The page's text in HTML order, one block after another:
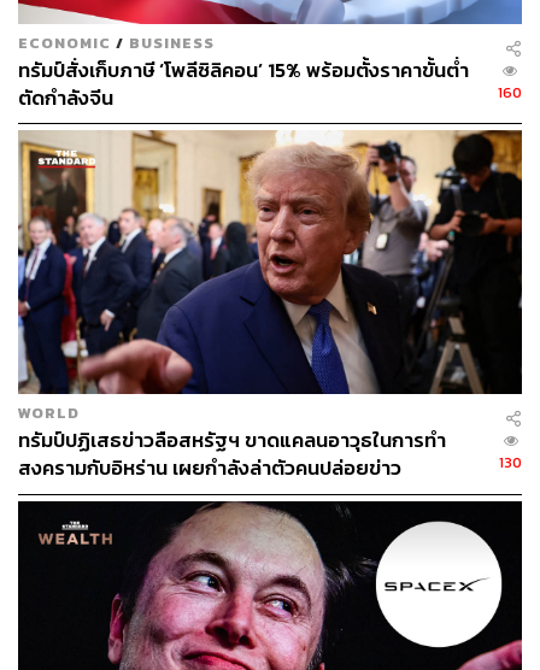
นี้ไปได้
ยุคใหม่การเมืองออสเตรเลีย
ผลการเลือกตั้งเมื่อวันเสาร์ (3 พฤษภาคม) ทำให้อัลบาเนซีก
ลายเป็นนายกรัฐมนตรีออสเตรเลียคนแรกที่ได้รับการเลือกตั้ง
ซ้ำในรอบ 20 ปี และอาจเป็นสัญญาณการสิ้นสุดการ
หมุนเวียนอำนาจรัฐบาลของผู้นำและพรรคการเมืองต่างๆ ที่
เป็นมาอย่างยาวนาน
ช่วง 18 ปีที่ผ่านมา ออสเตรเลีย มีนายกรัฐมนตรี 6 คน โดย
ส่วนใหญ่ดำรงตำแหน่งครบวาระ 3 ปี ซึ่งสอดคล้องกับความถี่
ในการเลือกตั้งของออสเตรเลีย
ชัยชนะในการเลือกตั้งที่เด็ดขาดและเสียงข้างมากที่มากพอ
จะทำให้อัลบาเนซีสามารถดำรงตำแหน่งในสมัยที่ 2 ได้ครบ
วาระ 3 ปีหรืออาจจะมากกว่านั้น และอาจทำให้เขามีโอกาส
ปรับเปลี่ยนทิศทางการเมืองของประเทศ ในแบบที่ไม่มีผู้นำ
ออสเตรเลียคนใดทำได้ นับตั้งแต่ยุคนายกรัฐมนตรีจอห์น โฮ
เวิร์ด (John Howard) ของพรรคลิเบอรัล ที่ครองอำนาจต่อ
เนื่องถึง 11 ปี ตั้งแต่ปี 1996-2007
ECONOMIC / BUSINESS
ทรัมป์สั่งเก็บภาษี ‘โพลีซิลิคอน’ 15% พร้อมตั้งราคาขั้นต่ำ
ตัดกำลังจีน
160
WORLD
ทรัมป์ปฏิเสธข่าวลือสหรัฐฯ ขาดแคลนอาวุธในการทำ
สงครามกับอิหร่าน เผยกำลังล่าตัวคนปล่อยข่าว
130